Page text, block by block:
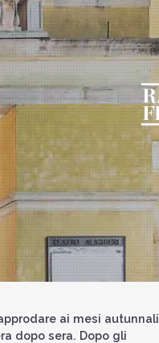
ai mesi autunnali
dopo sera. Dopo gli